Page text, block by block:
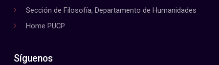
Sección de Filosofía, Departamento de Humanidades
Home PUCP
Síguenos